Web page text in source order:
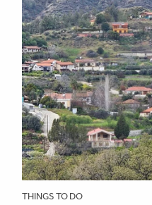
THINGS TO DO